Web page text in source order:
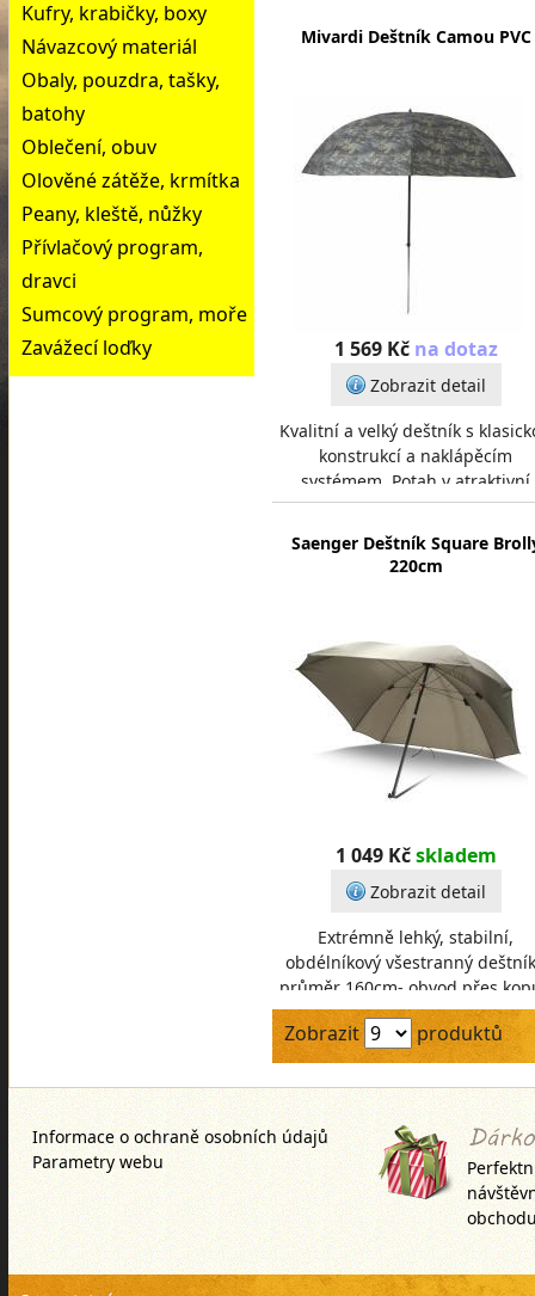
Kufry, krabičky, boxy
Návazcový materiál
Obaly, pouzdra, tašky,
batohy
Oblečení, obuv
Olověné zátěže, krmítka
Peany, kleště, nůžky
Přívlačový program,
dravci
Sumcový program, moře
Zavážecí loďky
nastavení výšky. D
Mivardi Deštník Camou PVC
1 569 Kč na dotaz
Zobrazit detail
Kvalitní a velký deštník s
konstrukcí a naklápěcím
systémem. Potah v atraktivní
maskáčové úpravě je vyroben
odlehčeného, 100% ne
Saenger Deštník Square
220cm
1 049 Kč skladem
Zobrazit detail
Extrémně lehký, stabilní,
obdélníkový všestranný
průměr 160cm- obvod přes
220cm- materiál 190T
včetně stabilní k
Zobrazit produktů
Informace o ochraně osobních údajů
Parametry webu